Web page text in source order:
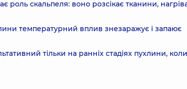
скальпеля: воно розсікає тканини,
температурний вплив знезаражує і запаює
тільки на ранніх стадіях пухлини, коли